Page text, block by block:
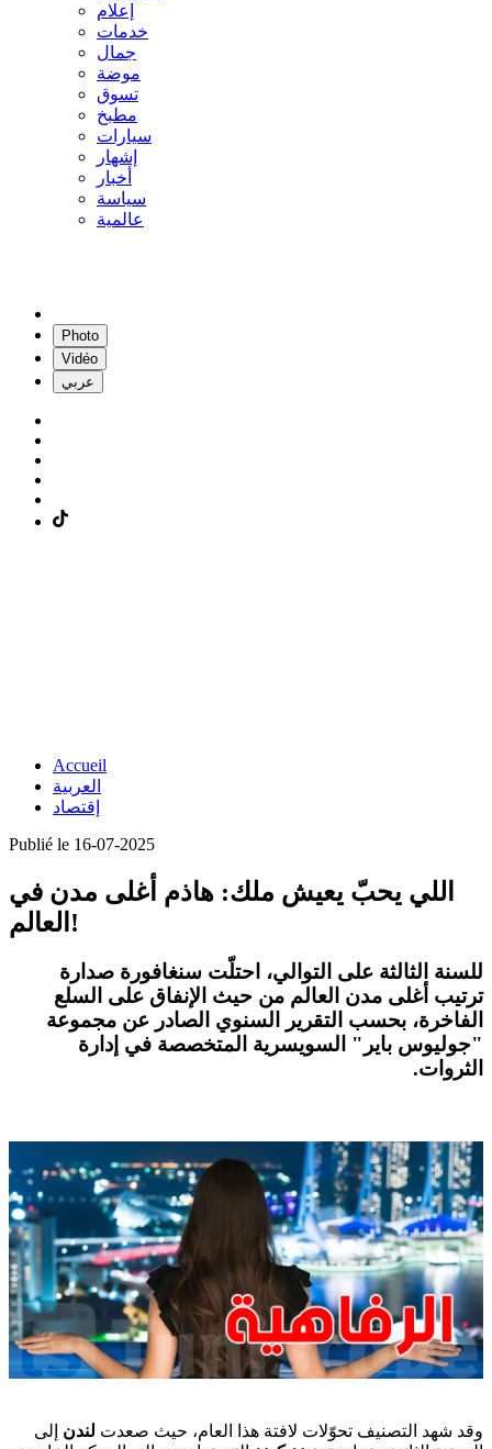
إعلام
خدمات
جمال
موضة
تسوق
مطبخ
سيارات
إشهار
أخبار
سياسة
عالمية
Photo
Vidéo
عربي
Accueil
العربية
إقتصاد
Publié le 16-07-2025
اللي يحبّ يعيش ملك: هاذم أغلى مدن في
العالم!
للسنة الثالثة على التوالي، احتلّت سنغافورة صدارة
ترتيب أغلى مدن العالم من حيث الإنفاق على السلع
الفاخرة، بحسب التقرير السنوي الصادر عن مجموعة
"جوليوس باير" السويسرية المتخصصة في إدارة
الثروات.
وقد شهد التصنيف تحوّلات لافتة هذا العام، حيث صعدت لندن إلى